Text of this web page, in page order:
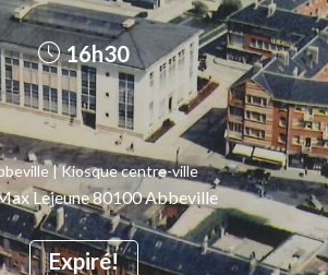
Expiré!
16h30
| Kiosque centre-ville
Lejeune 80100 Abbeville